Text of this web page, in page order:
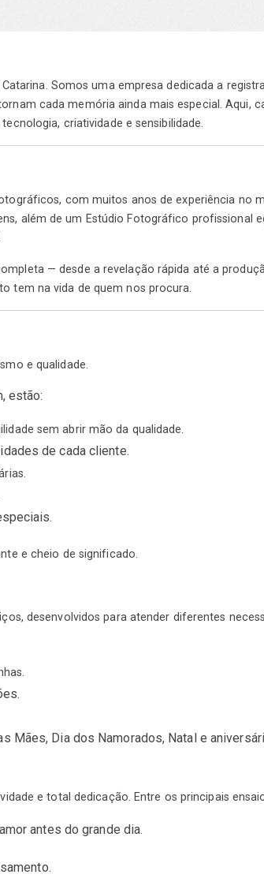
Somos uma empresa dedicada a
cada memória ainda mais especial. Aqui,
criatividade e sensibilidade.
com muitos anos de experiência no
além de um Estúdio Fotográfico profissional
— desde a revelação rápida até a
tem na vida de quem nos procura.
e qualidade.
estão:
sem abrir mão da qualidade.
de cada cliente.
e cheio de significado.
desenvolvidos para atender diferentes
Mães, Dia dos Namorados, Natal e
e total dedicação. Entre os principais
antes do grande dia.